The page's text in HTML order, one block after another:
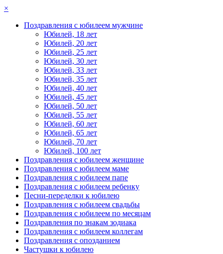
×
Поздравления с юбилеем мужчине
Юбилей, 18 лет
Юбилей, 20 лет
Юбилей, 25 лет
Юбилей, 30 лет
Юбилей, 33 лет
Юбилей, 35 лет
Юбилей, 40 лет
Юбилей, 45 лет
Юбилей, 50 лет
Юбилей, 55 лет
Юбилей, 60 лет
Юбилей, 65 лет
Юбилей, 70 лет
Юбилей, 100 лет
Поздравления с юбилеем женщине
Поздравления с юбилеем маме
Поздравления с юбилеем папе
Поздравления с юбилеем ребенку
Песни-переделки к юбилею
Поздравления с юбилеем свадьбы
Поздравления с юбилеем по месяцам
Поздравления по знакам зодиака
Поздравления с юбилеем коллегам
Поздравления с опозданием
Частушки к юбилею